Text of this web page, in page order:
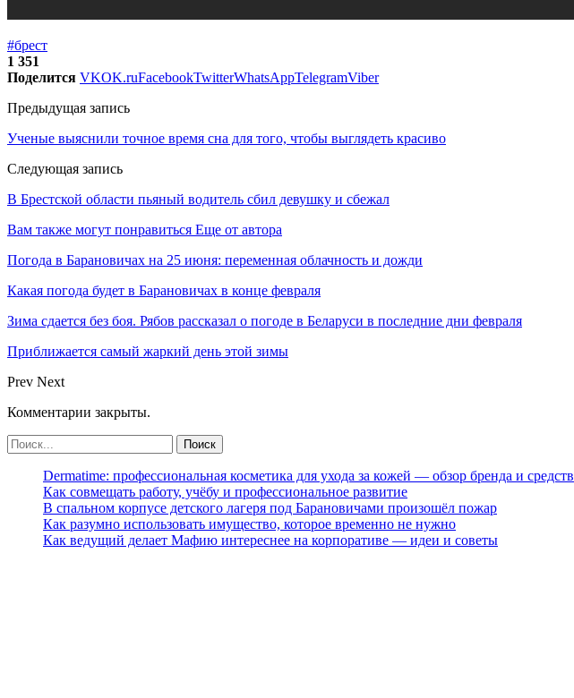
#брест
1 351
Поделится VKOK.ruFacebookTwitterWhatsAppTelegramViber
Предыдущая запись
Ученые выяснили точное время сна для того, чтобы выглядеть красиво
Следующая запись
В Брестской области пьяный водитель сбил девушку и сбежал
Вам также могут понравиться Еще от автора
Погода в Барановичах на 25 июня: переменная облачность и дожди
Какая погода будет в Барановичах в конце февраля
Зима сдается без боя. Рябов рассказал о погоде в Беларуси в последние дни февраля
Приближается самый жаркий день этой зимы
Prev Next
Комментарии закрыты.
Dermatime: профессиональная косметика для ухода за кожей — обзор бренда и средств
Как совмещать работу, учёбу и профессиональное развитие
В спальном корпусе детского лагеря под Барановичами произошёл пожар
Как разумно использовать имущество, которое временно не нужно
Как ведущий делает Мафию интереснее на корпоративе — идеи и советы